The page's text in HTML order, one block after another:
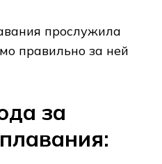
прослужила
правильно за ней
за